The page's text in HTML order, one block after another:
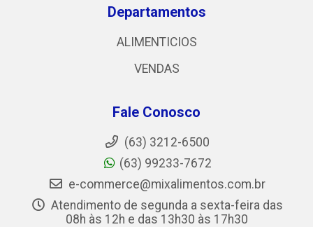
Departamentos
ALIMENTICIOS
VENDAS
Fale Conosco
(63) 3212-6500
(63) 99233-7672
e-commerce@mixalimentos.com.br
Atendimento de segunda a sexta-feira das
08h às 12h e das 13h30 às 17h30